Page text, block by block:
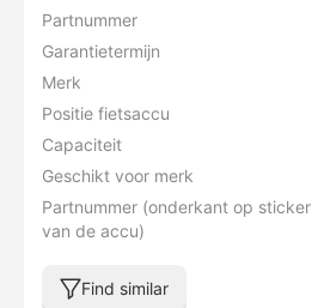
Partnummer
Garantietermijn
Merk
Positie fietsaccu
Capaciteit
Geschikt voor merk
Partnummer (onderkant op sticker
van de accu)
Find similar